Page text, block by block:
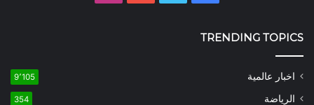
TRENDING TOPICS
اخبار عالمية 9٬105
الرياضة 354